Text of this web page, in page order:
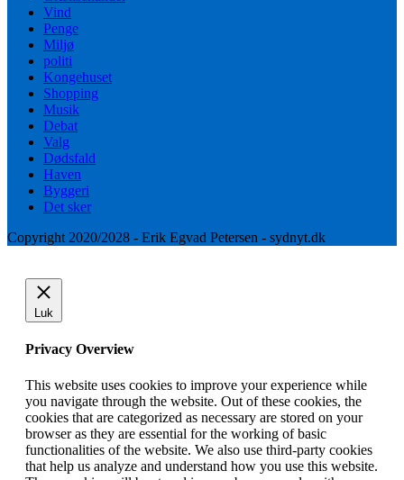
Vind
Penge
Miljø
politi
Kongehuset
Shopping
Musik
Debat
Valg
Dødsfald
Haven
Byggeri
Det sker
Copyright 2020/2028 - Erik Egvad Petersen - sydnyt.dk
Luk
Privacy Overview
This website uses cookies to improve your experience while
you navigate through the website. Out of these cookies, the
cookies that are categorized as necessary are stored on your
browser as they are essential for the working of basic
functionalities of the website. We also use third-party cookies
that help us analyze and understand how you use this website.